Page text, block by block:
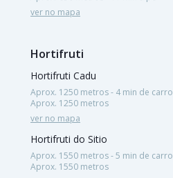
ver no mapa
Hortifruti
Hortifruti Cadu
Aprox. 1250 metros - 4 min de carro
Aprox. 1250 metros
ver no mapa
Hortifruti do Sitio
Aprox. 1550 metros - 5 min de carro
Aprox. 1550 metros